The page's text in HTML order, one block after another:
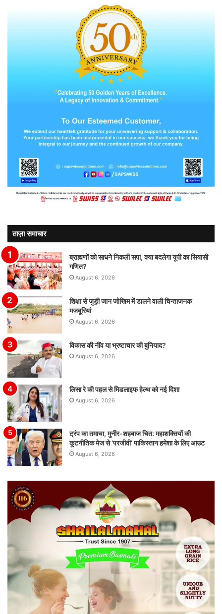
ताज़ा समाचार
ब्राह्मणों को साधने निकली सपा, क्या बदलेगा यूपी का सियासी
गणित?
August 6, 2026
शिक्षा से जुड़ी जान जोखिम में डालने वाली चिन्ताजनक
मजबूरियां
August 6, 2026
विकास की नींव या भ्रष्टाचार की बुनियाद?
August 6, 2026
लिसा रे की पहल से मिडलाइफ हेल्थ को नई दिशा
August 6, 2026
ट्रंप का तमाचा, मुनीर-शहबाज चित: महाशक्तियों की
कूटनीतिक मेज से ‘परजीवी’ पाकिस्तान हमेशा के लिए आउट
August 6, 2026